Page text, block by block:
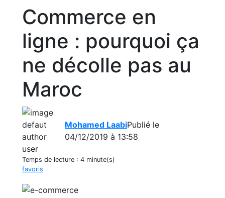
Commerce en
ligne : pourquoi ça
ne décolle pas au
Maroc
Mohamed LaabiPublié le
04/12/2019 à 13:58
Temps de lecture : 4 minute(s)
favoris